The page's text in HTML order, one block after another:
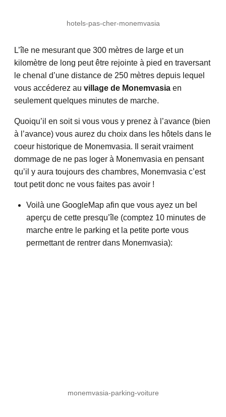
hotels-pas-cher-monemvasia
L’île ne mesurant que 300 mètres de large et un
kilomètre de long peut être rejointe à pied en traversant
le chenal d’une distance de 250 mètres depuis lequel
vous accéderez au village de Monemvasia en
seulement quelques minutes de marche.
Quoiqu’il en soit si vous vous y prenez à l’avance (bien
à l’avance) vous aurez du choix dans les hôtels dans le
coeur historique de Monemvasia. Il serait vraiment
dommage de ne pas loger à Monemvasia en pensant
qu’il y aura toujours des chambres, Monemvasia c’est
tout petit donc ne vous faites pas avoir !
Voilà une GoogleMap afin que vous ayez un bel
aperçu de cette presqu’île (comptez 10 minutes de
marche entre le parking et la petite porte vous
permettant de rentrer dans Monemvasia):
monemvasia-parking-voiture